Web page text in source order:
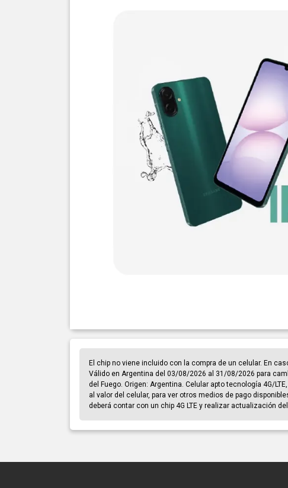
El chip no viene incluido con la compra de un celular. En
Válido en Argentina del 03/08/2026 al 31/08/2026 para
del Fuego. Origen: Argentina. Celular apto tecnología 4G/
al valor del celular, para ver otros medios de pago
deberá contar con un chip 4G LTE y realizar actualización